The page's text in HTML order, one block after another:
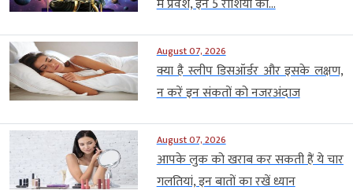
में प्रवेश, इन 5 राशियों को...
August 07, 2026
क्या है स्लीप डिसऑर्डर और इसके लक्षण,
न करें इन संकतों को नजरअंदाज
August 07, 2026
आपके लुक को खराब कर सकती हैं ये चार
गलतियां, इन बातों का रखें ध्यान